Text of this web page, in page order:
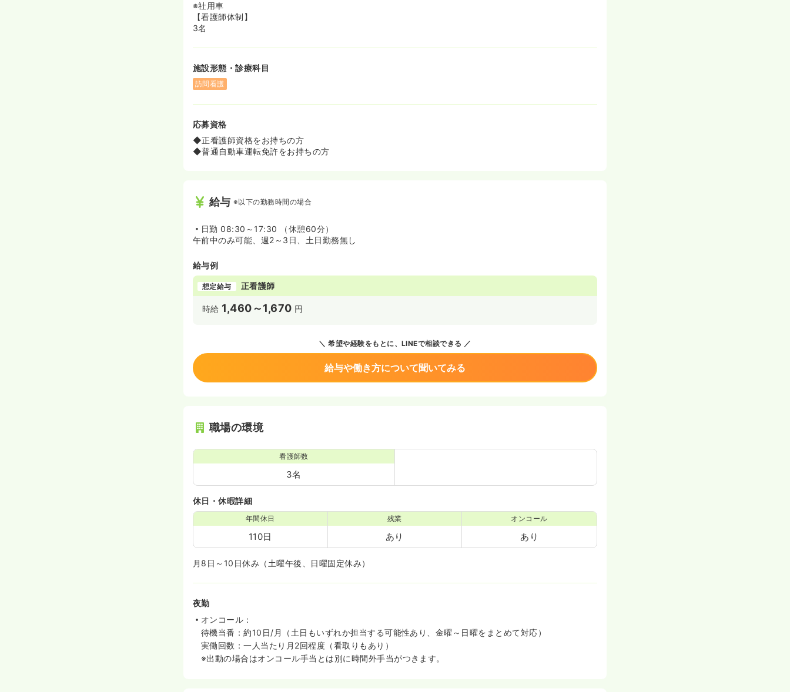
※社用車
【看護師体制】
3名
施設形態・診療科目
訪問看護
応募資格
◆正看護師資格をお持ちの方
◆普通自動車運転免許をお持ちの方
給与 ※以下の勤務時間の場合
日勤 08:30～17:30 （休憩60分）
午前中のみ可能、週2～3日、土日勤務無し
給与例
想定給与 正看護師
時給 1,460～1,670 円
希望や経験をもとに、LINEで相談できる
給与や働き方について聞いてみる
職場の環境
看護師数
3名
休日・休暇詳細
年間休日
110日
残業
あり
オンコール
あり
月8日～10日休み（土曜午後、日曜固定休み）
夜勤
オンコール：
待機当番：約10日/月（土日もいずれか担当する可能性あり、金曜～日曜をまとめて対応）
実働回数：一人当たり月2回程度（看取りもあり）
※出動の場合はオンコール手当とは別に時間外手当がつきます。